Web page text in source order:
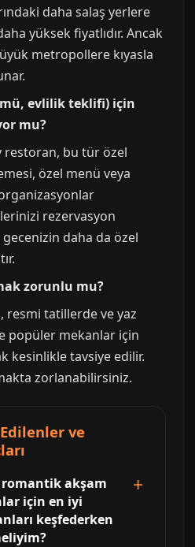
daha salaş yerlere
yüksek fiyatlıdır. Ancak
metropollere kıyasla
evlilik teklifi) için
mu?
restoran, bu tür özel
özel menü veya
rezervasyon
daha da özel
zorunlu mu?
resmi tatillerde ve yaz
popüler mekanlar için
kesinlikle tavsiye edilir.
zorlanabilirsiniz.
ve
romantik akşam
için en iyi
keşfederken